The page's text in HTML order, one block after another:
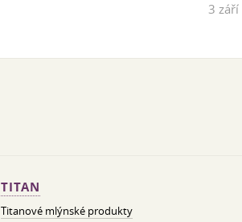
3
TITAN
Titanové mlýnské produkty